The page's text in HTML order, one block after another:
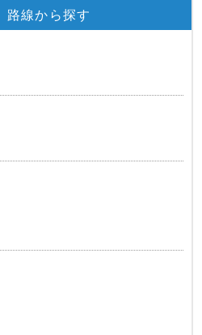
路線から探す